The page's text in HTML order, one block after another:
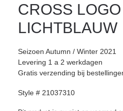
CROSS
LICHTBLAUW
Seizoen Autumn / Winter 2021
Levering 1 a 2 werkdagen
Gratis verzending bij
Style # 21037310